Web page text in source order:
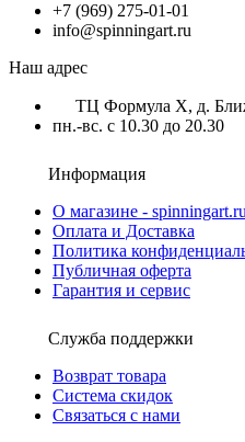
+7 (969) 275-01-01
info@spinningart.ru
Наш адрес
ТЦ Формула X, д.
пн.-вс. с 10.30 до 20.30
Информация
О магазине - spinningart.ru
Оплата и Доставка
Политика
Публичная оферта
Гарантия и сервис
Служба поддержки
Возврат товара
Система скидок
Связаться с нами